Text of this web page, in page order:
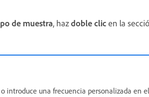
de muestra, hazdobleclicen la
introduce una frecuencia personalizada en